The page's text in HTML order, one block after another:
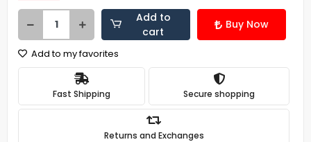
Add to
cart
Buy Now
Add to my favorites
Fast Shipping Secure shopping
Returns and Exchanges